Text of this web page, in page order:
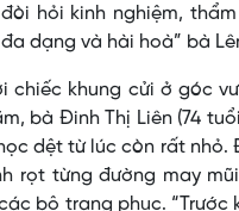
hỏi kinh nghiệm,
dạng và hài hoà” bà
chiếc khung cửi ở góc
bà Đinh Thị Liên (74
dệt từ lúc còn rất nhỏ.
rọt từng đường may
bộ trang phục. “Trước